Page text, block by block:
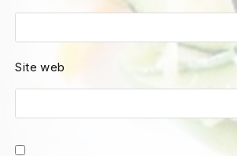
Site web